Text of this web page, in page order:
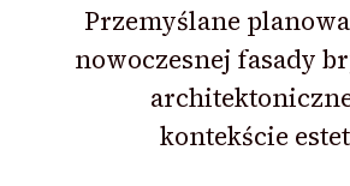
Przemyślane
nowoczesnej fasady
kontekście